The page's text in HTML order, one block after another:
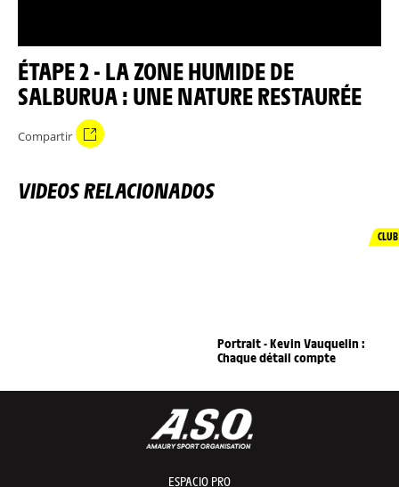
ÉTAPE 2 - LA ZONE HUMIDE DE
SALBURUA : UNE NATURE RESTAURÉE
Compartir
VIDEOS RELACIONADOS
CLUB
Portrait - Kevin Vauquelin :
Chaque détail compte
ESPACIO PRO